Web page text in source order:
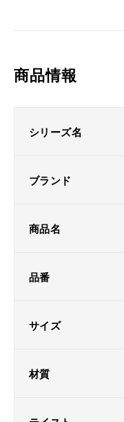
商品情報
シリーズ名
ブランド
商品名
品番
サイズ
材質